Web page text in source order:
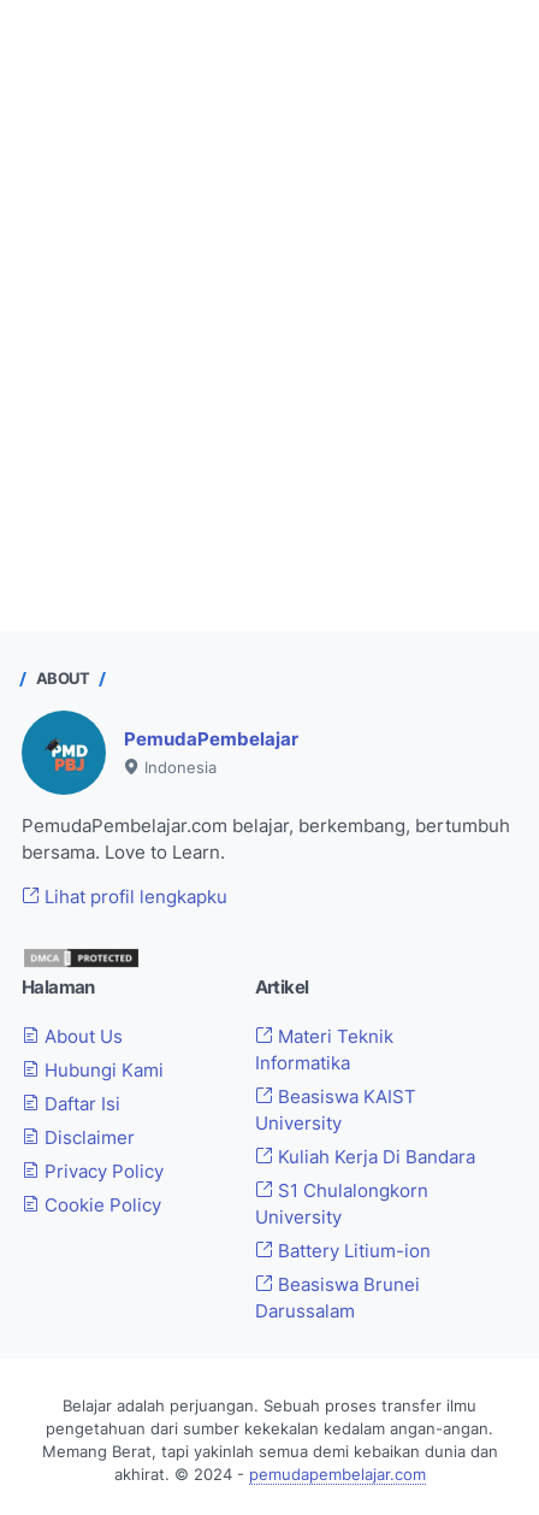
ABOUT
PemudaPembelajar
Indonesia
PemudaPembelajar.com belajar, berkembang, bertumbuh
bersama. Love to Learn.
Lihat profil lengkapku
Halaman
About Us
Hubungi Kami
Daftar Isi
Disclaimer
Privacy Policy
Cookie Policy
Artikel
Materi Teknik
Informatika
Beasiswa KAIST
University
Kuliah Kerja Di Bandara
S1 Chulalongkorn
University
Battery Litium-ion
Beasiswa Brunei
Darussalam
Belajar adalah perjuangan. Sebuah proses transfer ilmu
pengetahuan dari sumber kekekalan kedalam angan-angan.
Memang Berat, tapi yakinlah semua demi kebaikan dunia dan
akhirat. © 2024 - pemudapembelajar.com